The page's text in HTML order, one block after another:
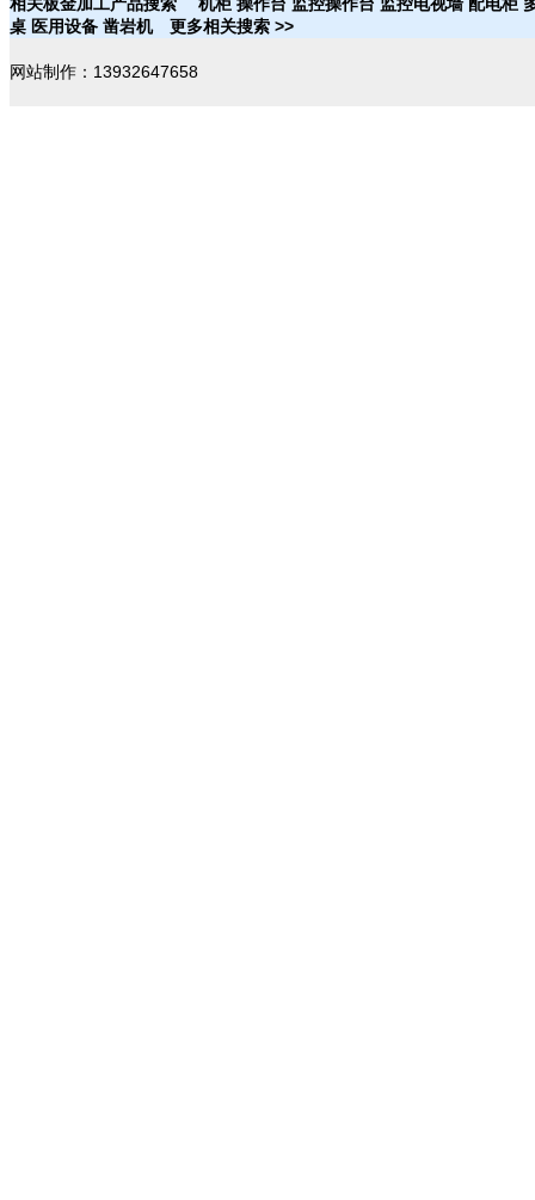
桌 医用设备 凿岩机 更多相关搜索 >>
网站制作：13932647658